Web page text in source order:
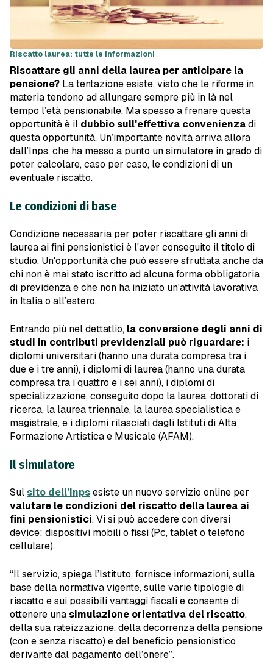
Riscatto laurea: tutte le informazioni
Riscattare gli anni della laurea per anticipare la
pensione? La tentazione esiste, visto che le riforme in
materia tendono ad allungare sempre più in là nel
tempo l’età pensionabile. Ma spesso a frenare questa
opportunità è il dubbio sull'effettiva convenienzadi
questa opportunità. Un’importante novità arriva allora
dall’Inps, che ha messo a punto un simulatore in grado di
poter calcolare, caso per caso, le condizioni di un
eventuale riscatto.
Le condizioni di base
Condizione necessaria per poter riscattare gli anni di
laurea ai fini pensionistici è l'aver conseguito il titolo di
studio. Un'opportunità che può essere sfruttata anche da
chi non è mai stato iscritto ad alcuna forma obbligatoria
di previdenza e che non ha iniziato un'attività lavorativa
in Italia o all’estero.
Entrando più nel dettatlio, la conversione degli anni di
studi in contributi previdenziali può riguardare: i
diplomi universitari (hanno una durata compresa tra i
due e i tre anni), i diplomi di laurea (hanno una durata
compresa tra i quattro e i sei anni), i diplomi di
specializzazione, conseguito dopo la laurea, dottorati di
ricerca, la laurea triennale, la laurea specialistica e
magistrale, e i diplomi rilasciati dagli Istituti di Alta
Formazione Artistica e Musicale (AFAM).
Il simulatore
Sulsito dell’Inpsesiste un nuovo servizio online per
valutare le condizioni del riscatto della laurea ai
fini pensionistici. Vi si può accedere con diversi
device: dispositivi mobili o fissi (Pc, tablet o telefono
cellulare).
“Il servizio, spiega l’Istituto, fornisce informazioni, sulla
base della normativa vigente, sulle varie tipologie di
riscatto e sui possibili vantaggi fiscali e consente di
ottenere unasimulazione orientativa del riscatto,
della sua rateizzazione, della decorrenza della pensione
(con e senza riscatto) e del beneficio pensionistico
derivante dal pagamento dell’onere”.